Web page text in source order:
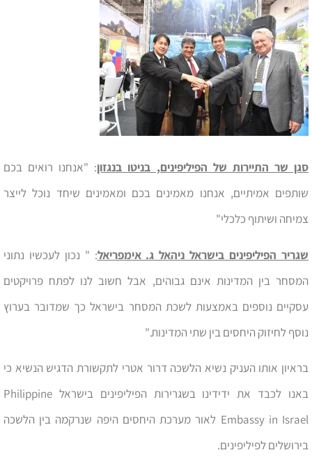
סגן שר התיירות של הפיליפינים, בניטו בנגזון: "אנחנו רואים בכם
שותפים אמיתיים, אנחנו מאמינים בכם ומאמינים שיחד נוכל לייצר
צמיחה ושיתוף כלכלי"
שגריר הפיליפינים בישראל ניהאל ג. אימפריאל: " נכון לעכשיו נתוני
המסחר בין המדינות אינם גבוהים, אבל חשוב לנו לפתח פרויקטים
עסקיים נוספים באמצעות לשכת המסחר בישראל כך שמדובר בערוץ
נוסף לחיזוק היחסים בין שתי המדינות."
בראיון אותו העניק נשיא הלשכה דרור אטרי לתקשורת הדגיש הנשיא כי
באנו לכבד את ידידינו בשגרירות הפיליפינים בישראל Philippine
Embassy in Israel לאור מערכת היחסים היפה שנרקמה בין הלשכה
בירושלים לפיליפינים.